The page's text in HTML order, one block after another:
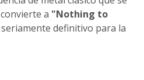
a "Nothing to
definitivo para la